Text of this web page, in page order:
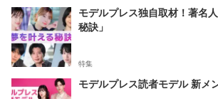
モデルプレス独自取材！著名
秘訣」
特集
モデルプレス読者モデル 新メ